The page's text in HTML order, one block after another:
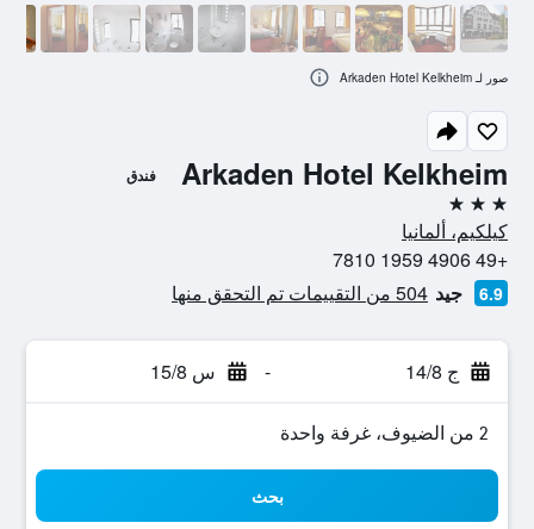
Arkaden Hotel Kelkheim فندق
3 نجوم
كيلكيم، ألمانيا
+49 4906 1959 7810
6.9 جيد 504 من التقييمات تم التحقق منها
ج 14/8 - س 15/8
2 من الضيوف، غرفة واحدة
بحث
صور لـ Arkaden Hotel Kelkheim